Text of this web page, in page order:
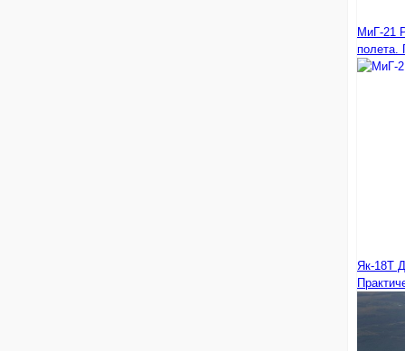
МиГ-21
полета.
Як-18Т